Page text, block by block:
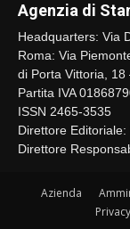
Agenzia di
Headquarters: Via
Roma: Via
di Porta Vittoria, 18
Partita IVA
ISSN 2465-3535
Direttore Editoriale:
Direttore
Azienda